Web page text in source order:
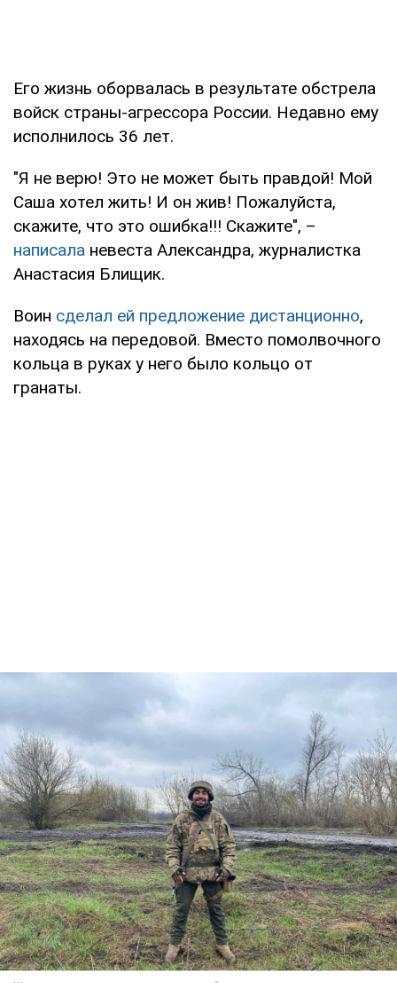
Его жизнь оборвалась в результате обстрела
войск страны-агрессора России. Недавно ему
исполнилось 36 лет.
"Я не верю! Это не может быть правдой! Мой
Саша хотел жить! И он жив! Пожалуйста,
скажите, что это ошибка!!! Скажите", –
написала невеста Александра, журналистка
Анастасия Блищик.
Воин сделал ей предложение дистанционно,
находясь на передовой. Вместо помолвочного
кольца в руках у него было кольцо от
гранаты.